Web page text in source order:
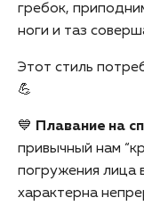
гребок,
ноги и таз
Этот стиль
💪
💙 Плавание на
привычный нам
погружения лица
характерна